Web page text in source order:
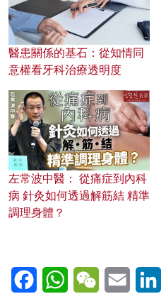
醫患關係的基石：從知情同
意權看牙科治療透明度
左常波中醫： 從痛症到內科
病 針灸如何透過解筋結 精準
調理身體？
FacebookWhatsAppWeChatEmail